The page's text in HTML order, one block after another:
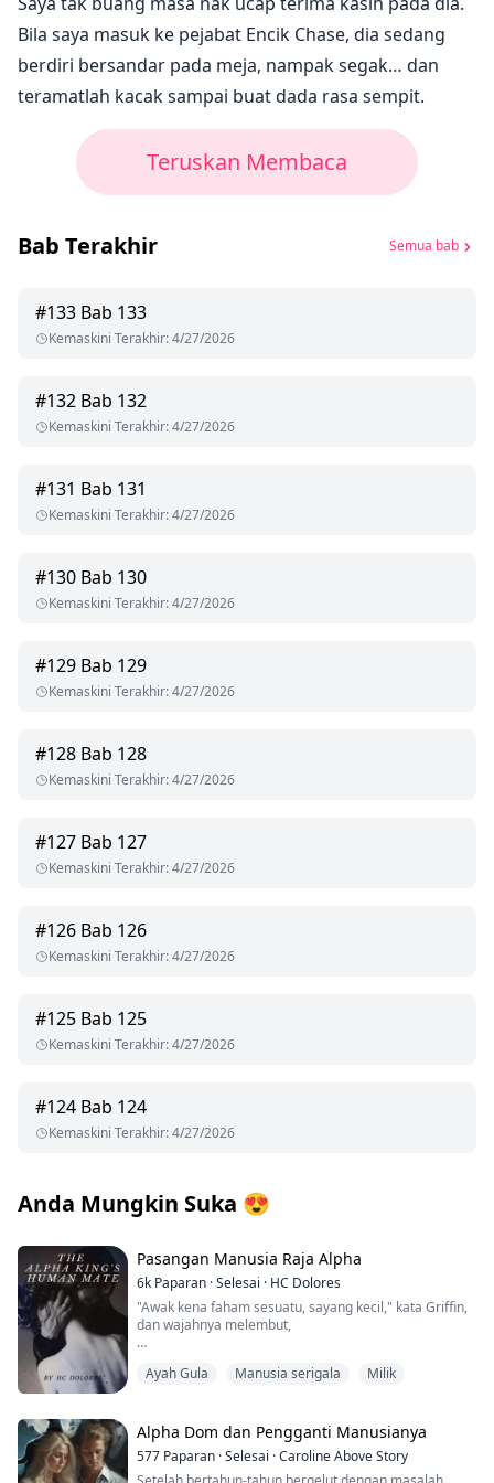
Bila saya masuk ke pejabat Encik Chase, dia sedang
berdiri bersandar pada meja, nampak segak… dan
teramatlah kacak sampai buat dada rasa sempit.
Teruskan Membaca
Bab Terakhir Semua bab
#133 Bab 133
Kemaskini Terakhir:4/27/2026
#132 Bab 132
Kemaskini Terakhir:4/27/2026
#131 Bab 131
Kemaskini Terakhir:4/27/2026
#130 Bab 130
Kemaskini Terakhir:4/27/2026
#129 Bab 129
Kemaskini Terakhir:4/27/2026
#128 Bab 128
Kemaskini Terakhir:4/27/2026
#127 Bab 127
Kemaskini Terakhir:4/27/2026
#126 Bab 126
Kemaskini Terakhir:4/27/2026
#125 Bab 125
Kemaskini Terakhir:4/27/2026
#124 Bab 124
Kemaskini Terakhir:4/27/2026
Anda Mungkin Suka 😍
Pasangan Manusia Raja Alpha
6k Paparan ·Selesai · HC Dolores
"Awak kena faham sesuatu, sayang kecil," kata Griffin,
dan wajahnya melembut,
satu dekad aku rasa kekosongan dalam diri ini.
jumpa awak, betul-betul dalam rumah aku sendiri."
Dia gunakan salah satu tangannya untuk mengusap
Ayah Gula Manusia serigala Milik
Alpha Dom dan Pengganti Manusianya
577 Paparan ·Selesai ·Caroline Above Story